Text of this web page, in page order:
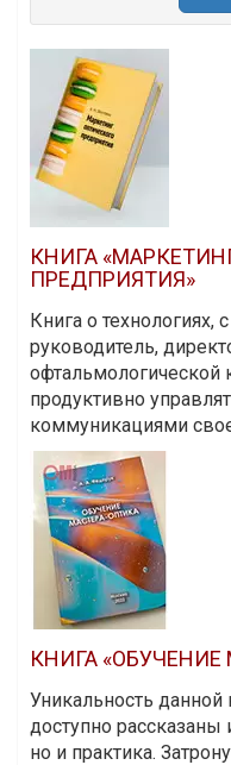
КНИГА
ПРЕДПРИЯТИЯ»
Книга о
руководитель,
офтальмологической
продуктивно
коммуникациями
КНИГА
Уникальность данной
доступно рассказаны
но и практика.